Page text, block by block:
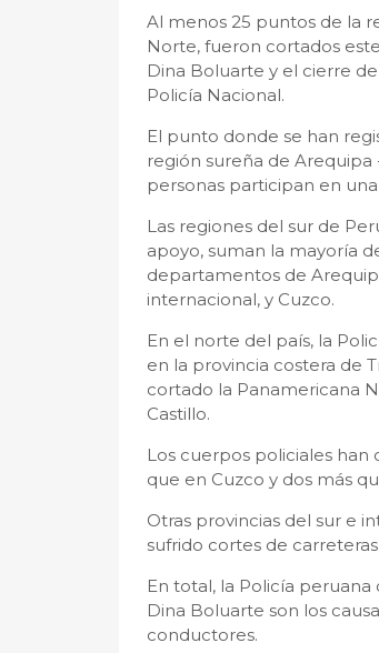
Al menos 25 puntos de la
Norte, fueron cortados
Dina Boluarte y el cierre
Policía Nacional.
El punto donde se han
región sureña de
personas participan en
Las regiones del sur de
apoyo, suman la mayoría
departamentos de
internacional, y Cuzco.
En el norte del país, la
en la provincia costera de
cortado la Panamericana
Castillo.
Los cuerpos policiales
que en Cuzco y dos más
Otras provincias del sur e
sufrido cortes de
En total, la Policía
Dina Boluarte son los
conductores.